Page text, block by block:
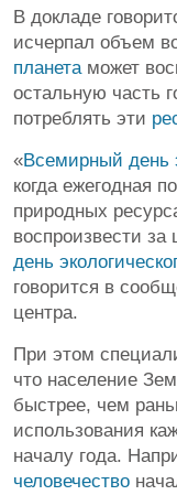
В докладе
исчерпал объем
планетаможет
остальную часть
потреблять эти
«Всемирный день
когда ежегодная
природных
воспроизвести
день
говорится в
центра.
При этом
что население
быстрее, чем
использования
началу года.
человечество